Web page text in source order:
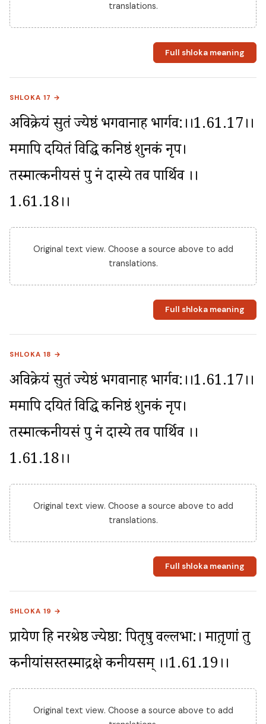
translations.
Full shloka meaning
SHLOKA 17 →
अविक्रेयं सुतं ज्येष्ठं भगवानाह भार्गव:।।1.61.17।।
ममापि दयितं विद्धि कनिष्ठं शुनकं नृप।
तस्मात्कनीयसं पुत्रं न दास्ये तव पार्थिव ।।
1.61.18।।
Original text view. Choose a source above to add
translations.
Full shloka meaning
SHLOKA 18 →
अविक्रेयं सुतं ज्येष्ठं भगवानाह भार्गव:।।1.61.17।।
ममापि दयितं विद्धि कनिष्ठं शुनकं नृप।
तस्मात्कनीयसं पुत्रं न दास्ये तव पार्थिव ।।
1.61.18।।
Original text view. Choose a source above to add
translations.
Full shloka meaning
SHLOKA 19 →
प्रायेण हि नरश्रेष्ठ ज्येष्ठा: पितृषु वल्लभा:। मातृ़णां तु
कनीयांसस्तस्माद्रक्षे कनीयसम् ।।1.61.19।।
Original text view. Choose a source above to add